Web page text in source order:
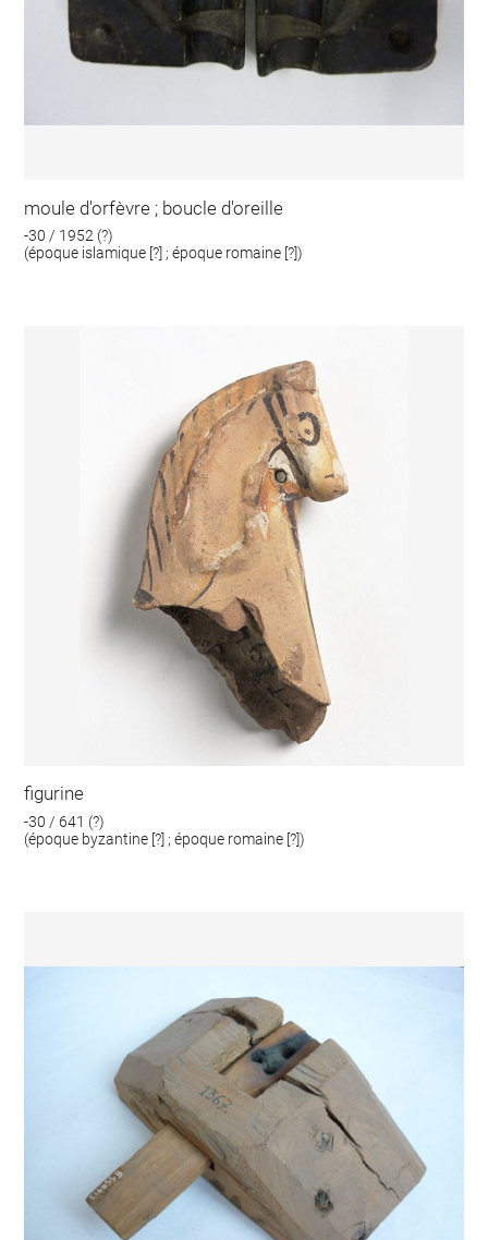
moule d'orfèvre ; boucle d'oreille
-30 / 1952 (?)
(époque islamique [?] ; époque romaine [?])
figurine
-30 / 641 (?)
(époque byzantine [?] ; époque romaine [?])